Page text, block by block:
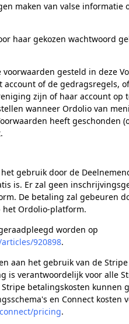
maken van valse informatie
haar gekozen wachtwoord
gesteld in deze
of de gedragsregels,
zijn of haar account op
wanneer Ordolio van
heeft geschonden
gebruik door de
is. Er zal geen
De betaling zal gebeuren
Ordolio-platform.
worden op
920898.
aan het gebruik van de Stripe
is verantwoordelijk voor alle
betalingskosten kunnen
en Connect kosten
pricing.